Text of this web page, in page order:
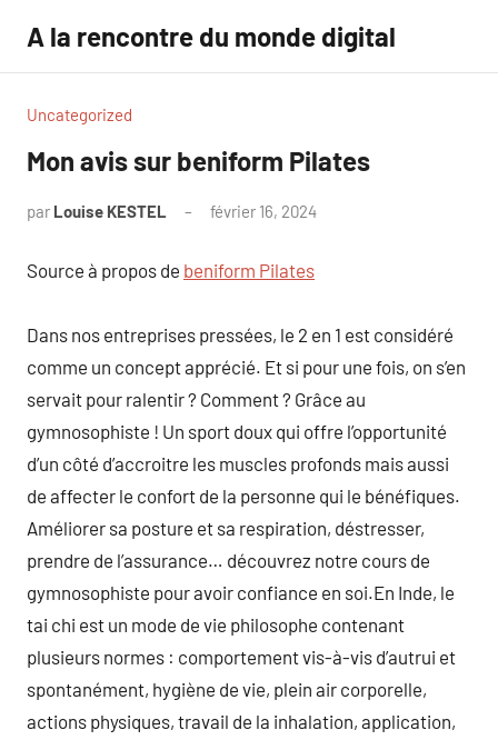
contenu
A la rencontre du monde digital
Uncategorized
Mon avis sur beniform Pilates
par Louise KESTEL février 16, 2024
Source à propos de beniform Pilates
Dans nos entreprises pressées, le 2 en 1 est considéré
comme un concept apprécié. Et si pour une fois, on s’en
servait pour ralentir ? Comment ? Grâce au
gymnosophiste ! Un sport doux qui offre l’opportunité
d’un côté d’accroitre les muscles profonds mais aussi
de affecter le confort de la personne qui le bénéfiques.
Améliorer sa posture et sa respiration, déstresser,
prendre de l’assurance… découvrez notre cours de
gymnosophiste pour avoir confiance en soi.En Inde, le
tai chi est un mode de vie philosophe contenant
plusieurs normes : comportement vis-à-vis d’autrui et
spontanément, hygiène de vie, plein air corporelle,
actions physiques, travail de la inhalation, application,